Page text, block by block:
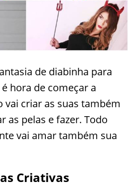
de diabinha para
hora de começar a
vai criar as suas também
as pelas e fazer. Todo
vai amar também sua
Criativas